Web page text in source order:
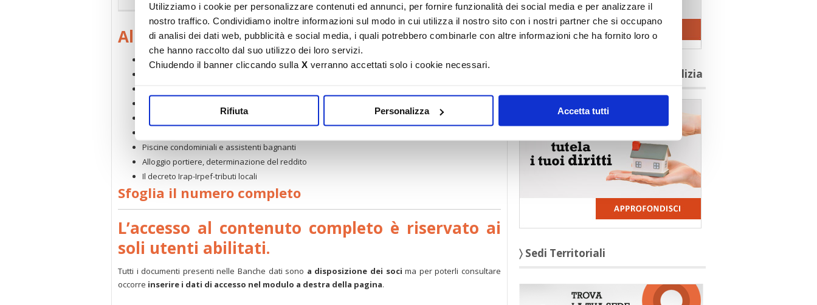
Utilizziamo i cookie per personalizzare contenuti ed annunci, per fornire funzionalità dei social media e per analizzare il
nostro traffico. Condividiamo inoltre informazioni sul modo in cui utilizza il nostro sito con i nostri partner che si occupano
di analisi dei dati web, pubblicità e social media, i quali potrebbero combinarle con altre informazioni che ha fornito loro o
che hanno raccolto dal suo utilizzo dei loro servizi.
Chiudendo il banner cliccando sulla X verranno accettati solo i cookie necessari.
Rifiuta Personalizza Accetta tutti
All’interno
Colf, nuovi minimi retributivi
Prorogate le Commissioni prefettizie
Piscine condominiali e assistenti bagnanti
Alloggio portiere, determinazione del reddito
Il decreto Irap-Irpef-tributi locali
Sfoglia il numero completo
L’accesso al contenuto completo è riservato ai
soli utenti abilitati.
Tutti i documenti presenti nelle Banche dati sono a disposizione dei soci ma per poterli consultare
occorre inserire i dati di accesso nel modulo a destra della pagina.
〉 5 ragioni per aderire a Confedilizia
〉 Sedi Territoriali